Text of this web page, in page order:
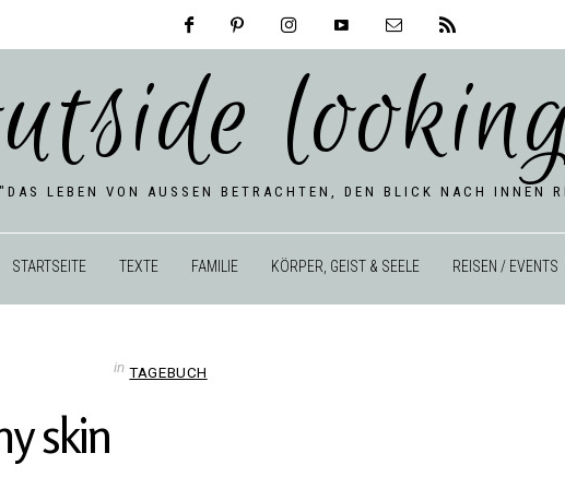
"DAS LEBEN VON AUSSEN BETRACHTEN, DEN BLICK NACH INNEN
START­SEITE TEXTE FAMILIE KÖRPER, GEIST & SEELE REISEN / EVENTS
in TAGEBUCH
skin